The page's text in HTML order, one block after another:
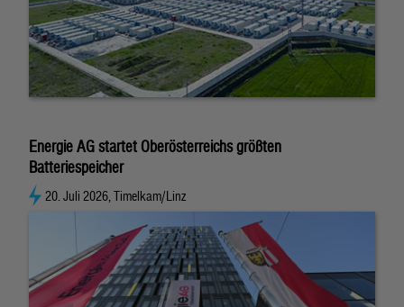
Energie AG startet Oberösterreichs größten
Batteriespeicher
20. Juli 2026, Timelkam/Linz